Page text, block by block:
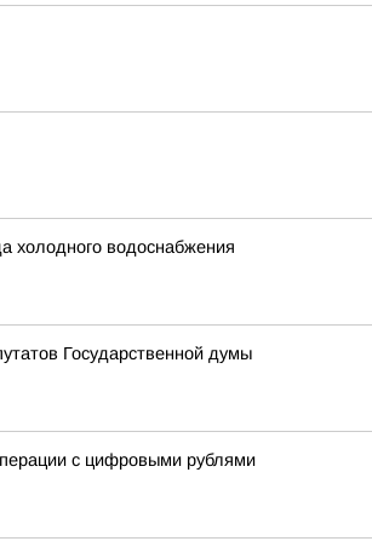
холодного водоснабжения
Государственной думы
с цифровыми рублями